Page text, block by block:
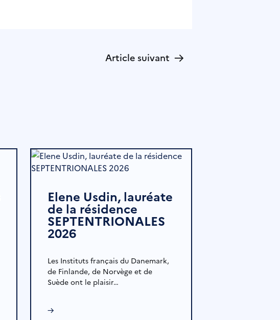
Article suivant →
Elene Usdin, lauréate
de la résidence
SEPTENTRIONALES
2026
Les Instituts français du Danemark,
de Finlande, de Norvège et de
Suède ont le plaisir…
→